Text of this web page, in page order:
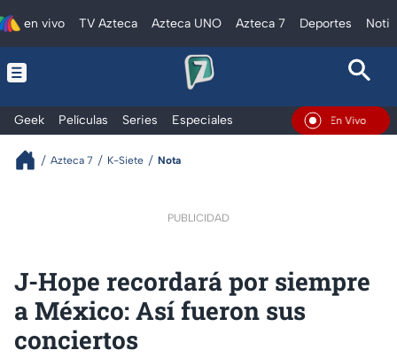
en vivo TV Azteca Azteca UNO Azteca 7 Deportes
Geek Películas Series Especiales En Vivo
Azteca 7 K-Siete Nota
PUBLICIDAD
J-Hope recordará por siempre
a México: Así fueron sus
conciertos